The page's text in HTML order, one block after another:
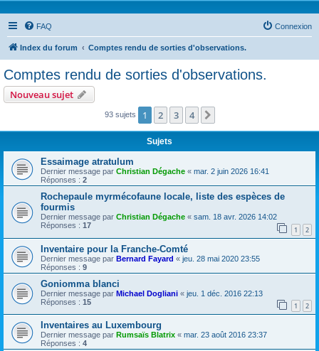
FAQ Connexion
Index du forum Comptes rendu de sorties d'observations.
Comptes rendu de sorties d'observations.
Nouveau sujet
93 sujets 1 2 3 4
Sujets
Essaimage atratulum
Dernier message par Christian Dégache « mar. 2 juin 2026 16:41
Réponses : 2
Rochepaule myrmécofaune locale, liste des espèces de
fourmis
Dernier message par Christian Dégache « sam. 18 avr. 2026 14:02
Réponses : 17 1 2
Inventaire pour la Franche-Comté
Dernier message par Bernard Fayard « jeu. 28 mai 2020 23:55
Réponses : 9
Goniomma blanci
Dernier message par Michael Dogliani « jeu. 1 déc. 2016 22:13
Réponses : 15 1 2
Inventaires au Luxembourg
Dernier message par Rumsaïs Blatrix « mar. 23 août 2016 23:37
Réponses : 4